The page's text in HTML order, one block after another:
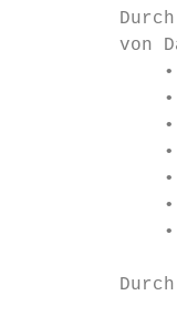
von